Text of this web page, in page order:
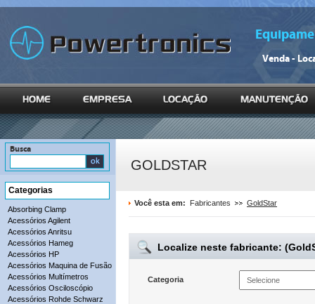
Venda -
Busca
Categorias
Absorbing Clamp
Acessórios Agilent
Acessórios Anritsu
Acessórios Hameg
Acessórios HP
Acessórios Maquina de Fusão
Acessórios Multímetros
Acessórios Osciloscópio
Acessórios Rohde Schwarz
GOLDSTAR
Você esta em: Fabricantes GoldStar
Localize neste fabricante:
Categoria